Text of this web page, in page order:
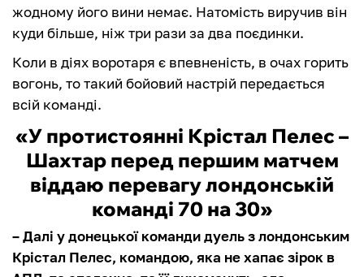
жодному його вини немає. Натомість виручив він
куди більше, ніж три рази за два поєдинки.
Коли в діях воротаря є впевненість, в очах горить
вогонь, то такий бойовий настрій передається
всій команді.
«У протистоянні Крістал Пелес –
Шахтар перед першим матчем
віддаю перевагу лондонській
команді 70 на 30»
– Далі у донецької команди дуель з лондонським
Крістал Пелес, командою, яка не хапає зірок в